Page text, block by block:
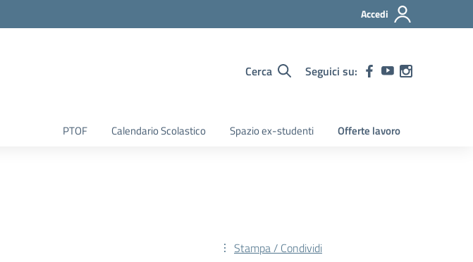
Accedi
Cerca Seguici su:
PTOF Calendario Scolastico Spazio ex-studenti Offerte lavoro
Stampa / Condividi